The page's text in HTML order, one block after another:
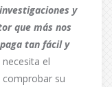
y
que más nos
tan fácil y
el
su